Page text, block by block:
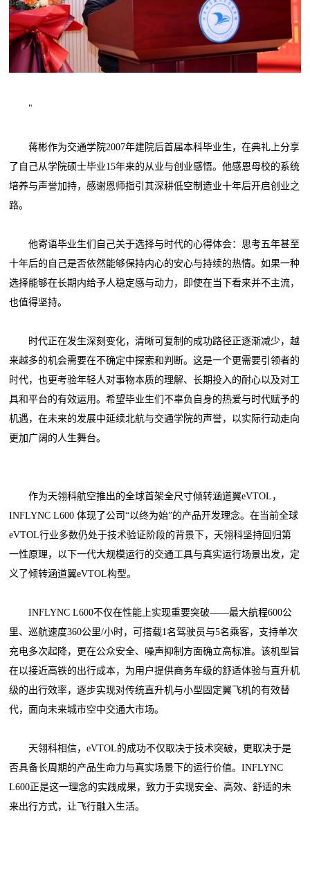
"
蒋彬作为交通学院2007年建院后首届本科毕业生，在典礼上分享
了自己从学院硕士毕业15年来的从业与创业感悟。他感恩母校的系统
培养与声誉加持，感谢恩师指引其深耕低空制造业十年后开启创业之
路。
他寄语毕业生们自己关于选择与时代的心得体会：思考五年甚至
十年后的自己是否依然能够保持内心的安心与持续的热情。如果一种
选择能够在长期内给予人稳定感与动力，即使在当下看来并不主流，
也值得坚持。
时代正在发生深刻变化，清晰可复制的成功路径正逐渐减少，越
来越多的机会需要在不确定中探索和判断。这是一个更需要引领者的
时代，也更考验年轻人对事物本质的理解、长期投入的耐心以及对工
具和平台的有效运用。希望毕业生们不辜负自身的热爱与时代赋予的
机遇，在未来的发展中延续北航与交通学院的声誉，以实际行动走向
更加广阔的人生舞台。
作为天翎科航空推出的全球首架全尺寸倾转涵道翼eVTOL，
INFLYNC L600 体现了公司“以终为始”的产品开发理念。在当前全球
eVTOL行业多数仍处于技术验证阶段的背景下，天翎科坚持回归第
一性原理，以下一代大规模运行的交通工具与真实运行场景出发，定
义了倾转涵道翼eVTOL构型。
INFLYNC L600不仅在性能上实现重要突破——最大航程600公
里、巡航速度360公里/小时，可搭载1名驾驶员与5名乘客，支持单次
充电多次起降，更在公众安全、噪声抑制方面确立高标准。该机型旨
在以接近高铁的出行成本，为用户提供商务车级的舒适体验与直升机
级的出行效率，逐步实现对传统直升机与小型固定翼飞机的有效替
代，面向未来城市空中交通大市场。
天翎科相信，eVTOL的成功不仅取决于技术突破，更取决于是
否具备长周期的产品生命力与真实场景下的运行价值。INFLYNC
L600正是这一理念的实践成果，致力于实现安全、高效、舒适的未
来出行方式，让飞行融入生活。